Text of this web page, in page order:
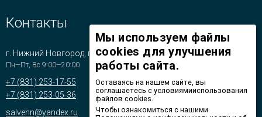
Контакты
г. Нижний Новгород, пр-т Бусыгина, д.1
Пн—Пт, Вс 9:00—20:00
+7 (831) 253-17-55
+7 (831) 253-05-36
salvenn@yandex.ru
Мы используем файлы
cookies для улучшения
работы сайта.
Оставаясь на нашем сайте, вы
соглашаетесь с условиямииспользования
файлов cookies.
Чтобы ознакомиться с нашими